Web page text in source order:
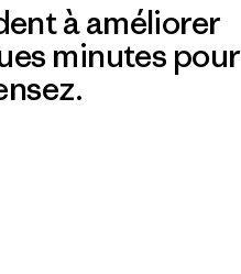
à améliorer
minutes pour